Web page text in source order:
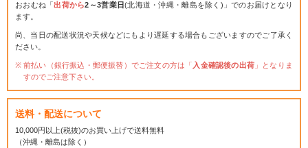
おおむね「出荷から2～3営業日(北海道・沖縄・離島を除く)」でのお届けとなり
ます。
尚、当日の配送状況や天候などにもより遅延する場合もございますのでご了承く
ださい。
前払い（銀行振込・郵便振替）でご注文の方は「 入金確認後の出荷 」となりま
すのでご注意下さい。
送料・配送について
10,000円以上(税抜)のお買い上げで送料無料
（沖縄・離島は除く）